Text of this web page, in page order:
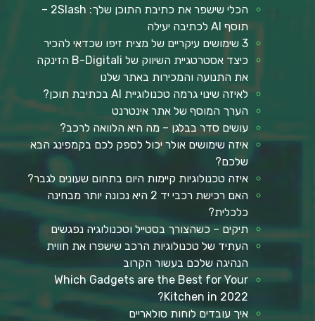
הכלי שישפר את כתיבת התוכן שלך: 2Slash –
תוסף AI לכתיבה יעילה
3 שימושים עיקריים של מצית זיפו שכדאי להכיר
כיצד אסטרטגיית השיווק של B-Digitali הזינקה
את התנועה והמכירות באתר שלנו
לאיזה שינוי גרמה טכנולוגיית AI בכתיבת תוכן?
הערך המוסף של אתר אינטרנט
עושים סדר בבלגן – מה היא הלוואה לרכב?
איזה שימושים אולר יכול לספק לכם בקמפינג הבא
שלכם?
איזה טכנולוגיות קיימות היום בתחום שעונים לגבר?
האם רכישת רכבי יד 2 היא נכונה יותר מבחינה
כלכלית?
תיקים – כשהצורך בסטייל וטכנולוגיה נפגשים
העתיד של טכנולוגיות הרכב שישפרו את חווית
הנהיגה שלכם בעשור הקרוב
Which Gadgets are the Best for Your
Kitchen in 2022?
איך עובדים לוחות סולאריים